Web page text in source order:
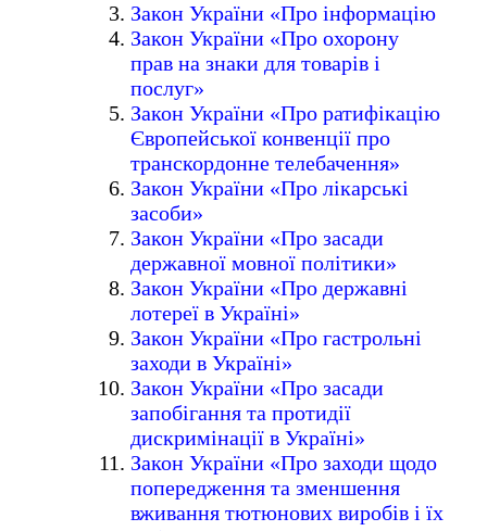
Закон України «Про інформацію
Закон України «Про охорону
прав на знаки для товарів і
послуг»
Закон України «Про ратифікацію
Європейської конвенції про
транскордонне телебачення»
Закон України «Про лікарські
засоби»
Закон України «Про засади
державної мовної політики»
Закон України «Про державні
лотереї в Україні»
Закон України «Про гастрольні
заходи в Україні»
Закон України «Про засади
запобігання та протидії
дискримінації в Україні»
Закон України «Про заходи щодо
попередження та зменшення
вживання тютюнових виробів і їх